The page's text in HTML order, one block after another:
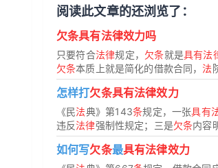
阅读此文章的还浏览了：
欠条具有法律效力吗
只要符合法律规定， 欠条就是具有法
欠条本质上就是简化的借款合同， 法
怎样打欠条具有法律效力
《民法典》第143条规定，一张具有
违反法律强制性规定；三是欠条内容
如何写欠条最具有法律效力